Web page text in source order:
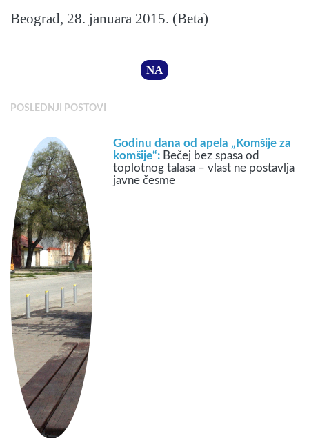
Beograd, 28. januara 2015. (Beta)
NA
POSLEDNJI POSTOVI
Godinu dana od apela „Komšije za
komšije“: Bečej bez spasa od
toplotnog talasa – vlast ne postavlja
javne česme